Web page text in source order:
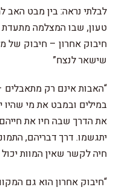
לבלתי נראה: בין מבט האב
טעון, שבו המצלמה
חיבוק אחרון – חיבוק של
שישאר לנצח”
“האבות אינם רק
במילים ובמבט את מי
את הדרך שבה חיו את
יתגשמו. דרך דבריהם,
חיה לקשר שאין המוות
“חיבוק אחרון הוא גם